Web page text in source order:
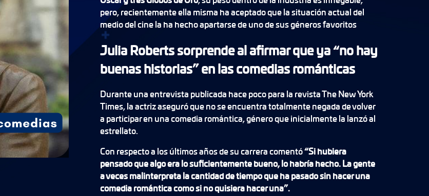
pero, recientemente ella misma ha aceptado que la situación actual del
medio del cine la ha hecho apartarse de uno de sus géneros favoritos
Julia Roberts sorprende al afirmar que ya “no hay
buenas historias” en las comedias románticas
Durante una entrevista publicada hace poco para la revista The New York
Times, la actriz aseguró que no se encuentra totalmente negada de volver
a participar en una comedia romántica, género que inicialmente la lanzó al
estrellato.
Con respecto a los últimos años de su carrera comentó“Si hubiera
pensado que algo era lo suficientemente bueno, lo habría hecho. La gente
a veces malinterpreta la cantidad de tiempo que ha pasado sin hacer una
comedia romántica como si no quisiera hacer una”.